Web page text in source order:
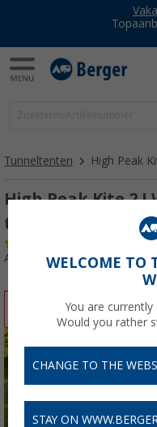
Tunneltenten High Peak
High Peak Kite 2
tunneltent
Artikelnr: 220335WELCOME TO
You are
Would you rather
CHANGE TO THE
STAY ON